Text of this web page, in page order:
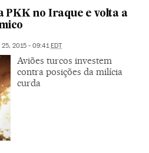
PKK no Iraque e volta a
25, 2015 - 09:41EDT
Aviões turcos investem
contra posições da milícia
curda